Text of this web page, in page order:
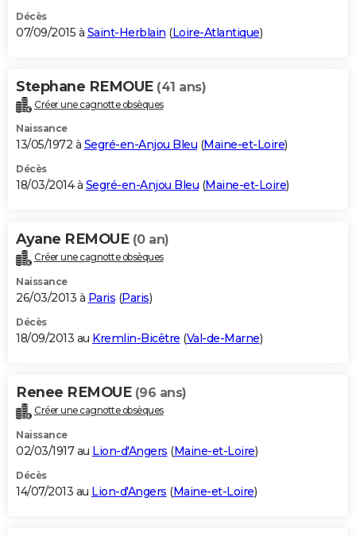
Décès
07/09/2015 à Saint-Herblain (Loire-Atlantique)
Stephane REMOUE (41 ans)
Créer une cagnotte obsèques
Naissance
13/05/1972 à Segré-en-Anjou Bleu (Maine-et-Loire)
Décès
18/03/2014 à Segré-en-Anjou Bleu (Maine-et-Loire)
Ayane REMOUE (0 an)
Créer une cagnotte obsèques
Naissance
26/03/2013 à Paris (Paris)
Décès
18/09/2013 au Kremlin-Bicêtre (Val-de-Marne)
Renee REMOUE (96 ans)
Créer une cagnotte obsèques
Naissance
02/03/1917 au Lion-d'Angers (Maine-et-Loire)
Décès
14/07/2013 au Lion-d'Angers (Maine-et-Loire)